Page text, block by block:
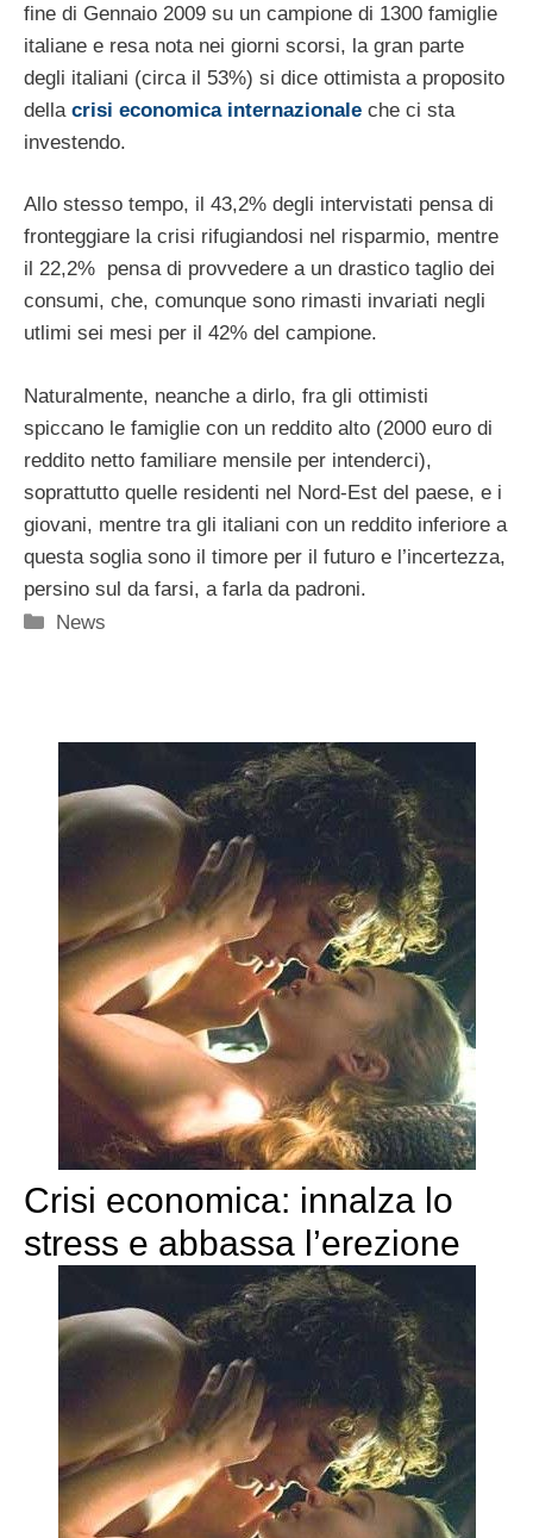
fine di Gennaio 2009 su un campione di 1300 famiglie
italiane e resa nota nei giorni scorsi, la gran parte
degli italiani (circa il 53%) si dice ottimista a proposito
della crisi economica internazionale che ci sta
investendo.
Allo stesso tempo, il 43,2% degli intervistati pensa di
fronteggiare la crisi rifugiandosi nel risparmio, mentre
il 22,2% pensa di provvedere a un drastico taglio dei
consumi, che, comunque sono rimasti invariati negli
utlimi sei mesi per il 42% del campione.
Naturalmente, neanche a dirlo, fra gli ottimisti
spiccano le famiglie con un reddito alto (2000 euro di
reddito netto familiare mensile per intenderci),
soprattutto quelle residenti nel Nord-Est del paese, e i
giovani, mentre tra gli italiani con un reddito inferiore a
questa soglia sono il timore per il futuro e l’incertezza,
persino sul da farsi, a farla da padroni.
Categorie
News
Crisi economica: innalza lo
stress e abbassa l’erezione